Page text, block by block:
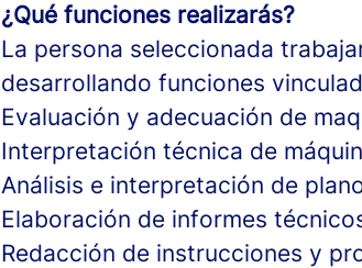
¿Qué funciones realizarás?
La persona seleccionada
desarrollando funciones
Evaluación y adecuación de
Interpretación técnica de
Análisis e interpretación de
Elaboración de informes
Redacción de instrucciones y